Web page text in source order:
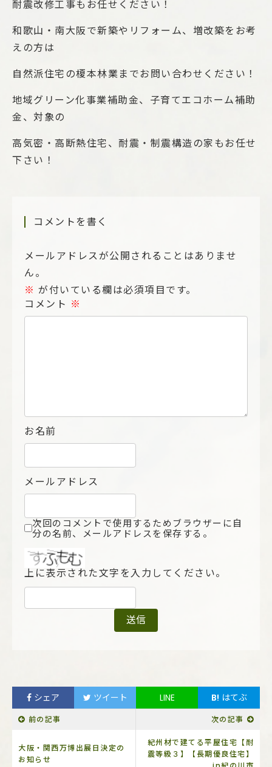
耐震改修工事もお任せください！
和歌山・南大阪で新築やリフォーム、増改築をお考
えの方は
自然派住宅の榎本林業までお問い合わせください！
地域グリーン化事業補助金、子育てエコホーム補助
金、対象の
高気密・高断熱住宅、耐震・制震構造の家もお任せ
下さい！
コメントを書く
メールアドレスが公開されることはありませ
ん。
※ が付いている欄は必須項目です。
コメント ※
お名前
メールアドレス
次回のコメントで使用するためブラウザーに自
分の名前、メールアドレスを保存する。
上に表示された文字を入力してください。
シェア ツイート LINE B! はてぶ
前の記事
大阪・関西万博出展日決定の
お知らせ
次の記事
紀州材で建てる平屋住宅【耐
震等級３】【長期優良住宅】